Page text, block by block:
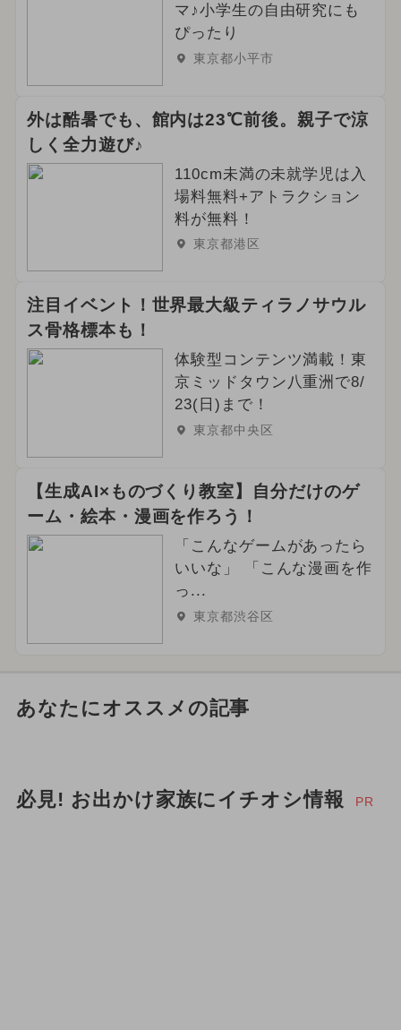
マ♪小学生の自由研究にも
ぴったり
東京都小平市
外は酷暑でも、館内は23℃前後。親子で涼
しく全力遊び♪
110cm未満の未就学児は入
場料無料+アトラクション
料が無料！
東京都港区
注目イベント！世界最大級ティラノサウル
ス骨格標本も！
体験型コンテンツ満載！東
京ミッドタウン八重洲で8/
23(日)まで！
東京都中央区
【生成AI×ものづくり教室】自分だけのゲ
ーム・絵本・漫画を作ろう！
「こんなゲームがあったら
いいな」 「こんな漫画を作
っ...
東京都渋谷区
あなたにオススメの記事
必見! お出かけ家族にイチオシ情報 PR